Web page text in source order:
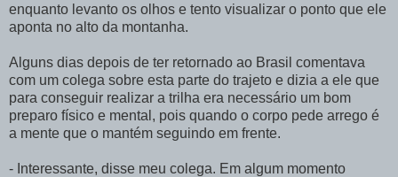
enquanto levanto os olhos e tento visualizar o ponto que ele
aponta no alto da montanha.
Alguns dias depois de ter retornado ao Brasil comentava
com um colega sobre esta parte do trajeto e dizia a ele que
para conseguir realizar a trilha era necessário um bom
preparo físico e mental, pois quando o corpo pede arrego é
a mente que o mantém seguindo em frente.
- Interessante, disse meu colega. Em algum momento